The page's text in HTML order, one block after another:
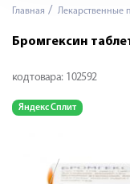
Главная Лекарственные
Бромгексин
код товара: 102592
Яндекс Сплит